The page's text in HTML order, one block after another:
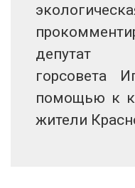
депутат
горсовета
помощью к
жители